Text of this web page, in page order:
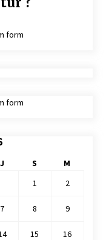
J S
M
1
2
7 8 9
15 16